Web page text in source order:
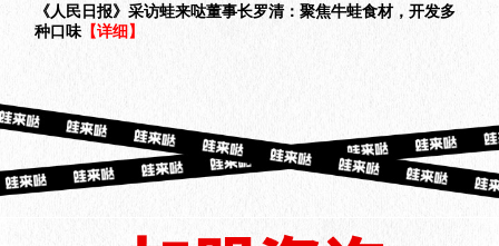
《人民日报》采访蛙来哒董事长罗清：聚焦牛蛙食材，开发多
种口味 【详细】